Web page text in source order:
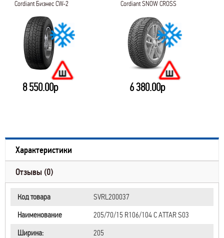
Cordiant Бизнес CW-2
8 550.00р
Cordiant SNOW CROSS
6 380.00р
Характеристики
Отзывы (0)
Код товара
SVRL200037
Наименование
205/70/15 R106/104 C ATTAR S03
Ширина:
205